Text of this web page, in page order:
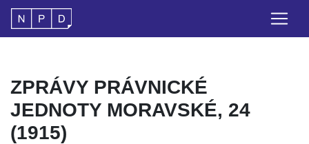
ZPRÁVY PRÁVNICKÉ
JEDNOTY MORAVSKÉ, 24
(1915)